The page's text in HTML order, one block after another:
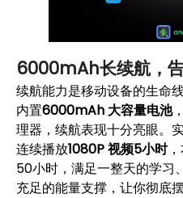
6000mAh长续航，
续航能力是移动设备的生命
内置6000mAh 大容量电池
理器，续航表现十分亮眼。
连续播放1080P 视频5小时
50小时，满足一整天的学习
充足的能量支撑，让你彻底